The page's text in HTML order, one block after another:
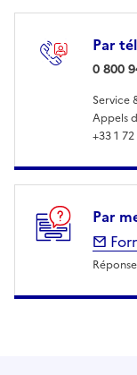
Par
: 0
0 800
Service
Appels
+33 1
Par